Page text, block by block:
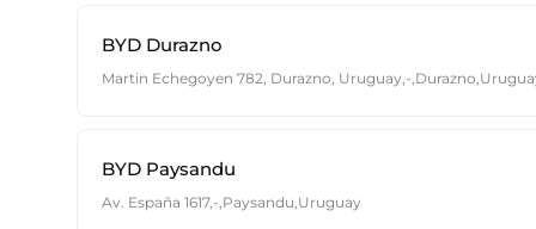
BYD Durazno
Martin Echegoyen 782, Durazno, Uruguay,-
BYD Paysandu
Av. España 1617,-,Paysandu,Uruguay